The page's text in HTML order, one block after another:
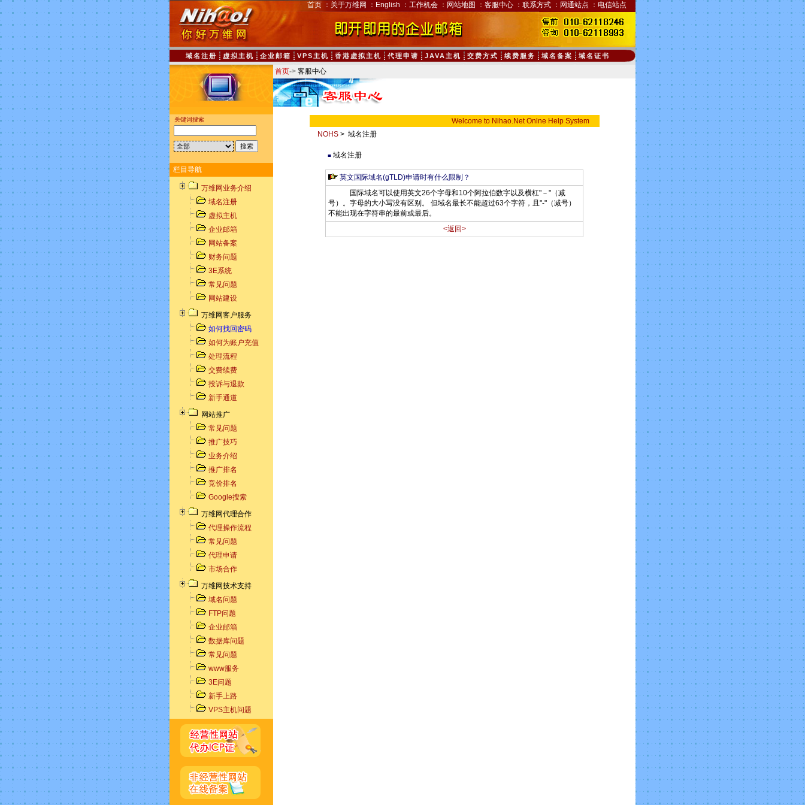
首页 ： 关于万维网 ： English ： 工作机会 ： 网站地图 ： 客服中心 ： 联系方式 ： 网通站点 ： 电信站点
域名注册 虚拟主机 企业邮箱 VPS主机 香港虚拟主机 代理申请 JAVA主机 交费方式 续费服务 域名备案 域名证书
关键词搜索
栏目导航
万维网业务介绍
域名注册
虚拟主机
企业邮箱
网站备案
财务问题
3E系统
常见问题
网站建设
万维网客户服务
如何找回密码
如何为账户充值
处理流程
交费续费
投诉与退款
新手通道
网站推广
常见问题
推广技巧
业务介绍
推广排名
竞价排名
Google搜索
万维网代理合作
代理操作流程
常见问题
代理申请
市场合作
万维网技术支持
域名问题
FTP问题
企业邮箱
数据库问题
常见问题
www服务
3E问题
新手上路
VPS主机问题
首页-> 客服中心
Welcome to Nihao.Net Onlne Help System
NOHS> 域名注册
■域名注册
英文国际域名(gTLD)申请时有什么限制？
国际域名可以使用英文26个字母和10个阿拉伯数字以及横杠"－"（减
号）。字母的大小写没有区别。 但域名最长不能超过63个字符，且"-"（减号）
不能出现在字符串的最前或最后。
<返回>